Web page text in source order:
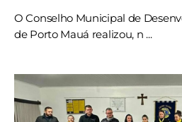
O Conselho Municipal de
de Porto Mauá realizou, n ...